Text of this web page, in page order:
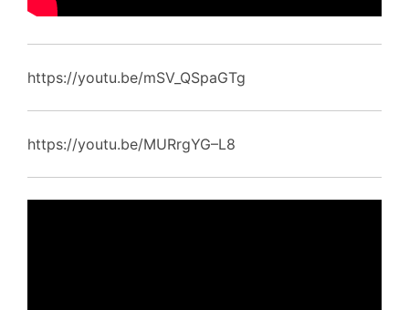
https://youtu.be/mSV_QSpaGTg
https://youtu.be/MURrgYG–L8